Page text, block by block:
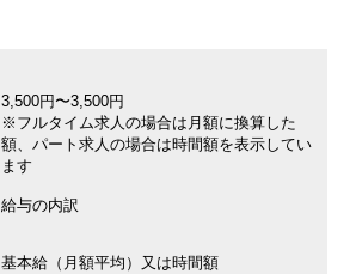
3,500円〜3,500円
※フルタイム求人の場合は月額に換算した
額、パート求人の場合は時間額を表示してい
ます
給与の内訳
基本給（月額平均）又は時間額